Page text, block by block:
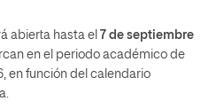
abierta hasta el 7 de septiembre
en el periodo académico de
en función del calendario